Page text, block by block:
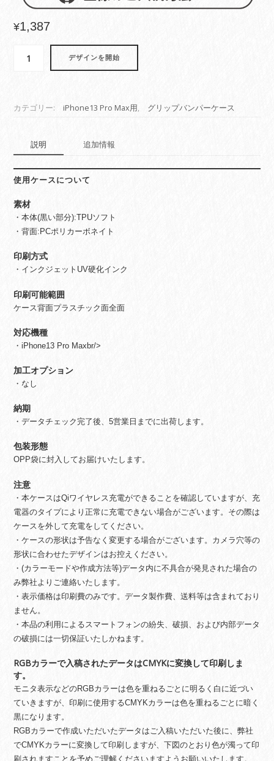
¥1,387
リ
バ
ン
パ
ケ
ー
ス
デザインを開始
カテゴリー: iPhone13 Pro Max用, グリップバンパーケース
説明 追加情報
使用ケースについて
素材
・本体(黒い部分):TPUソフト
・背面:PCポリカーボネイト
印刷方式
・インクジェットUV硬化インク
印刷可能範囲
ケース背面プラスチック面全面
対応機種
・iPhone13 Pro Maxbr/>
加工オプション
・なし
納期
・データチェック完了後、5営業日までに出荷します。
包装形態
OPP袋に封入してお届けいたします。
注意
・本ケースはQiワイヤレス充電ができることを確認していますが、充
電器のタイプにより正常に充電できない場合がございます。その際は
ケースを外して充電をしてください。
・ケースの形状は予告なく変更する場合がございます。カメラ穴等の
形状に合わせたデザインはお控えください。
・(カラーモードや作成方法等)データ内に不具合が発見された場合の
み弊社よりご連絡いたします。
・表示価格は印刷費のみです。データ製作費、送料等は含まれており
ません。
・本品の利用によるスマートフォンの紛失、破損、および内部データ
の破損には一切保証いたしかねます。
RGBカラーで入稿されたデータはCMYKに変換して印刷しま
す。
モニタ表示などのRGBカラーは色を重ねるごとに明るく白に近づい
ていきますが、印刷に使用するCMYKカラーは色を重ねるごとに暗く
黒になります。
RGBカラーで作成いただいたデータはご入稿いただいた後に、弊社
でCMYKカラーに変換して印刷しますが、下図のとおり色が濁って印
刷されますことを予めご理解くださいますようお願いいたします。